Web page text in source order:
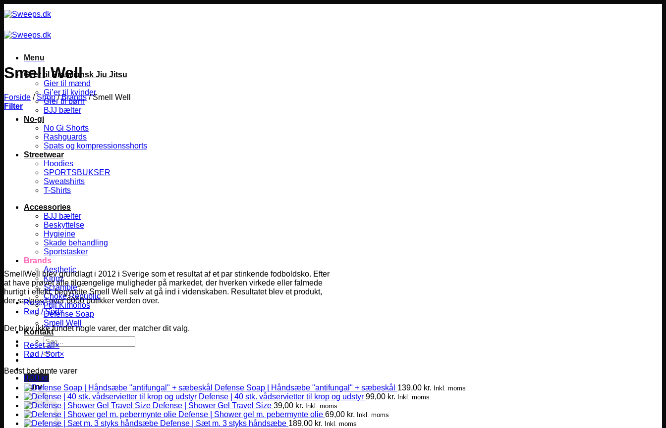
til
Menu
Gi’er til Brasiliansk Jiu Jitsu
Gier til mænd
Gi’er til kvinder
Gier til børn
BJJ bælter
No-gi
No Gi Shorts
Rashguards
Spats og kompressionsshorts
Streetwear
Hoodies
SPORTSBUKSER
Sweatshirts
T-Shirts
Accessories
BJJ bælter
Beskyttelse
Hygiejne
Skade behandling
Sportstasker
Brands
Aesthetic
Kingz
Scramble
Choke Republic
Fuji Kimonos
Defense Soap
Smell Well
Kontakt
Søg
efter:
0,00 kr.
Kurv
Smell Well
Forside / Shop / Brands /Smell Well
Filter
SmellWell blev grundlagt i 2012 i Sverige som et resultat af et par stinkende fodboldsko. Efter
at have prøvet alle tilgængelige muligheder på markedet, der hverken virkede eller falmede
hurtigt i effekt, begyndte Smell Well selv at gå ind i videnskaben. Resultatet blev et produkt,
der sælges i over 6000 butikker verden over.
Reset all×
Rød / Sort×
Der blev ikke fundet nogle varer, der matcher dit valg.
Reset all×
Rød / Sort×
Bedst bedømte varer
Defense Soap | Håndsæbe "antifungal" + sæbeskål 139,00 kr. Inkl. moms
Defense | 40 stk. vådservietter til krop og udstyr 99,00 kr. Inkl. moms
Defense | Shower Gel Travel Size 39,00 kr. Inkl. moms
Defense | Shower gel m. pebermynte olie 69,00 kr. Inkl. moms
Defense | Sæt m. 3 styks håndsæbe 189,00 kr. Inkl. moms